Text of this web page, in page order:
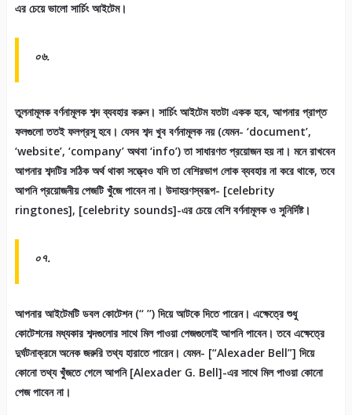
এর চেয়ে ভালো সার্চিং আইটেম।
০৬.
তুলনামূলক বর্ণনামূলক শব্দ ব্যবহার করুন। সার্চিং আইটেম যতটা একক হবে, আপনার প্রাপ্ত
ফলগুলো ততই ফলপ্রসূ হবে। যেসব শব্দ খুব বর্ণনামূলক নয় (যেমন- ‘document’,
‘website’, ‘company’ অথবা ‘info’) তা সাধারণত প্রয়োজন হয় না। মনে রাখবেন
আপনার শব্দটির সঠিক অর্থ থাকা সত্ত্বেও যদি তা বেশিরভাগ লোক ব্যবহার না করে থাকে, তবে
আপনি প্রয়োজনীয় পেজটি খুঁজে পাবেন না। উদাহরণস্বরূপ- [celebrity
ringtones], [celebrity sounds]-এর চেয়ে বেশি বর্ণনামূলক ও সুনির্দিষ্ট।
০৭.
আপনার আইটেমটি ডবল কোটেশন (‘‘ ’’) দিয়ে আটকে দিতে পারেন। এক্ষেত্রে শুধু
কোটেশনের মধ্যকার শব্দগুলোর সাথে মিল পাওয়া পেজগুলোই আপনি পাবেন। তবে এক্ষেত্রে
দুর্ঘটনাক্রমে অনেক জরুরি তথ্য হারাতে পারেন। যেমন- [“Alexader Bell”] দিয়ে
কোনো তথ্য খুঁজতে গেলে আপনি [Alexader G. Bell]-এর সাথে মিল পাওয়া কোনো
পেজ পাবেন না।